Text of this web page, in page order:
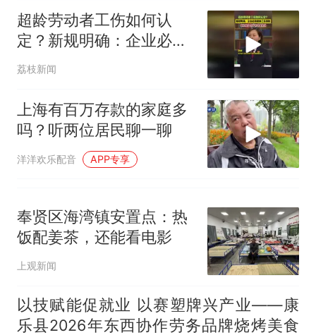
超龄劳动者工伤如何认
定？新规明确：企业必须
缴纳工伤保险
荔枝新闻
上海有百万存款的家庭多
吗？听两位居民聊一聊
洋洋欢乐配音 APP专享
奉贤区海湾镇安置点：热
饭配姜茶，还能看电影
上观新闻
以技赋能促就业 以赛塑牌兴产业——康
乐县2026年东西协作劳务品牌烧烤美食